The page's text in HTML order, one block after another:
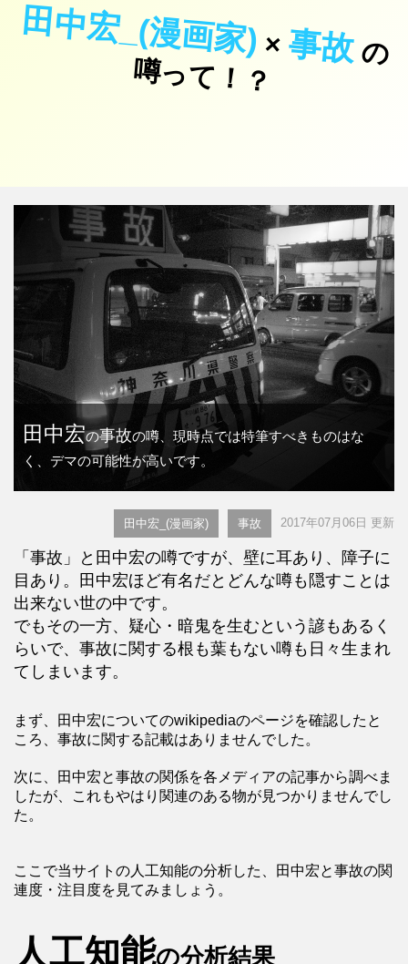
田中宏_(漫画家) ×事故の
噂
っ
て
！
？
田中宏の事故の噂、現時点では特筆すべきものはな
く、デマの可能性が高いです。
田中宏_(漫画家) 事故 2017年07月06日 更新
「事故」と田中宏の噂ですが、壁に耳あり、障子に
目あり。田中宏ほど有名だとどんな噂も隠すことは
出来ない世の中です。
でもその一方、疑心・暗鬼を生むという諺もあるく
らいで、事故に関する根も葉もない噂も日々生まれ
てしまいます。
まず、田中宏についてのwikipediaのページを確認したと
ころ、事故に関する記載はありませんでした。
次に、田中宏と事故の関係を各メディアの記事から調べま
したが、これもやはり関連のある物が見つかりませんでし
た。
ここで当サイトの人工知能の分析した、田中宏と事故の関
連度・注目度を見てみましょう。
人工知能の分析結果